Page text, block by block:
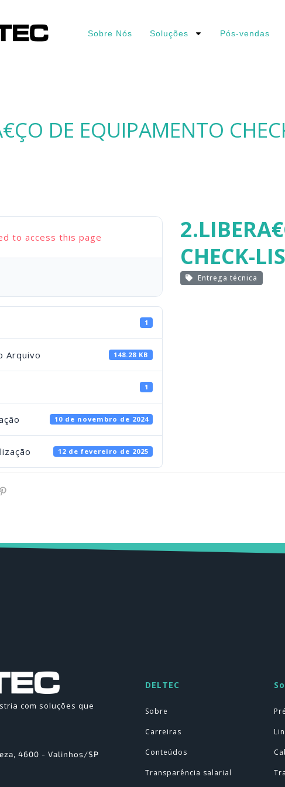
Sobre Nós Soluções Pós-vendas
DE EQUIPAMENTO
to access this page
1
Arquivo 148.28 KB
1
10 de novembro de 2024
12 de fevereiro de 2025
CHECK-
Entrega técnica
com soluções que
4600 - Valinhos/SP
DELTEC
Sobre
Carreiras
Conteúdos
Transparência salarial